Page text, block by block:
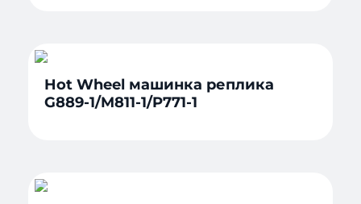
Hot Wheel машинка реплика
G889-1/M811-1/P771-1